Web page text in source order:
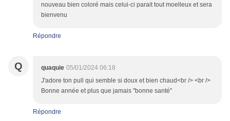
nouveau bien coloré mais celui-ci parait tout moelleux et sera
bienvenu
Répondre
Q quaquie 05/01/2024 06:18
J'adore ton pull qui semble si doux et bien chaud<br /> <br />
Bonne année et plus que jamais "bonne santé"
Répondre